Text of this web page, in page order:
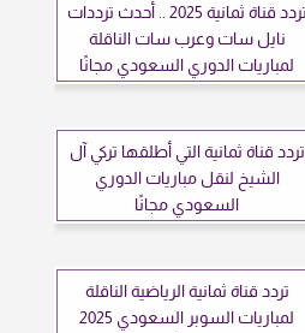
تردد قناة ثمانية 2025 .. أحدث ترددات
نايل سات وعرب سات الناقلة
لمباريات الدوري السعودي مجانًا
تردد قناة ثمانية التي أطلقها تركي آل
الشيخ لنقل مباريات الدوري
السعودي مجانًا
تردد قناة ثمانية الرياضية الناقلة
لمباريات السوبر السعودي 2025